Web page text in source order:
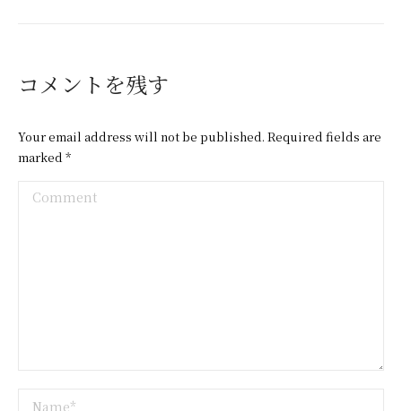
コメントを残す
Your email address will not be published. Required fields are
marked*
Comment
Name *